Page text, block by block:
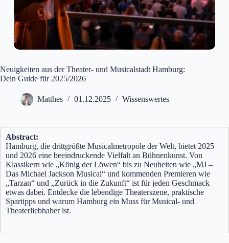
Neuigkeiten aus der Theater- und Musicalstadt Hamburg:
Dein Guide für 2025/2026
Matthes 01.12.2025 Wissenswertes
Abstract:
Hamburg, die drittgrößte Musicalmetropole der Welt, bietet 2025
und 2026 eine beeindruckende Vielfalt an Bühnenkunst. Von
Klassikern wie „König der Löwen“ bis zu Neuheiten wie „MJ –
Das Michael Jackson Musical“ und kommenden Premieren wie
„Tarzan“ und „Zurück in die Zukunft“ ist für jeden Geschmack
etwas dabei. Entdecke die lebendige Theaterszene, praktische
Spartipps und warum Hamburg ein Muss für Musical- und
Theaterliebhaber ist.